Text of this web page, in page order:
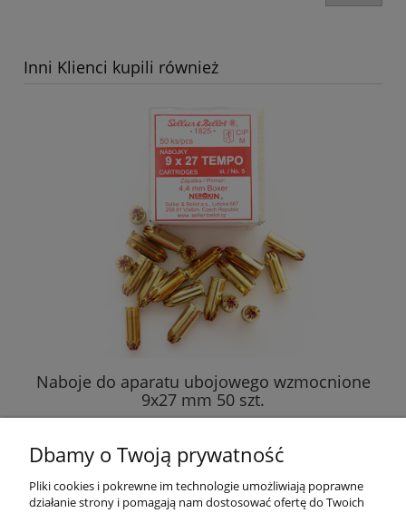
Inni Klienci kupili również
Naboje do aparatu ubojowego wzmocnione
9x27 mm 50 szt.
149,00 zł
do koszyka
Dbamy o Twoją prywatność
Pliki cookies i pokrewne im technologie umożliwiają poprawne
działanie strony i pomagają nam dostosować ofertę do Twoich